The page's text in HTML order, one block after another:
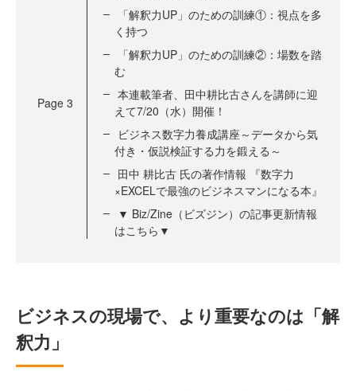
Page 3
「解釈力UP」のための訓練①：視点を多
く持つ
「解釈力UP」のための訓練②：場数を踏
む
本連載筆者、田中耕比古さんを講師に迎
えて7/20（水）開催！
ビジネス数字力養成講座～データから気
付き・仮説検証する力を鍛える～
田中 耕比古 氏の著作情報 『数字力
×EXCELで最強のビジネスマンになる本』
▼ Biz/Zine（ビズジン）の記事更新情報
はこちら▼
ビジネスの現場で、より重要なのは「解
釈力」